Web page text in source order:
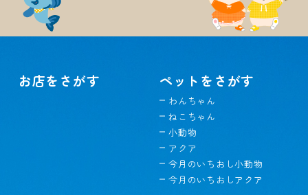
お店をさがす ペットをさがす
わんちゃん
ねこちゃん
小動物
アクア
今月のいちおし小動物
今月のいちおしアクア